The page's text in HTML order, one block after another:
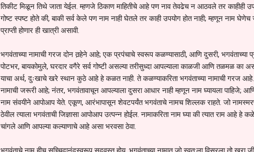
तिकीट मिळून तिथे जाता येईल. म्हणजे ठिकाण माहितीचे आहे पण नाव तेवढेच न आठवले तर काहीही
गोष्ट स्पष्ट होते की, बाकी सर्व केले पण नाम नाही घेतले तर काही उपयोग होत नाही; म्हणून नाम
प्राप्ती होणार ही खात्री असावी.
भगवंताच्या नामाची गरज दोन तर्‍हेने आहे; एक प्रपंचाचे स्वरूप कळण्यासाठी, आणि दुसरी, भगवंताच्या
पोटभर, बायकोमुले, घरदार वगैरे सर्व गोष्टी असल्या तरीसुध्दा आपल्याला काळजी आणि तळमळ का
याचा अर्थ, दुःखाचे खरे स्थान कुठे आहे हे कळत नाही. ते कळण्याकरिता भगवंताच्या नामाची गरज
नामाची जरूरी आहे; नंतर, भगवंतावाचून आपल्याला दुसरा आधार नाही म्हणून नाम घ्यायला पाहिजे;
नाम संवयीने आपोआप येते. एकूण, आरंभापासून शेवटपर्यंत भगवंताचे नामच शिल्लक राहते. जो
ठेवील त्याला भगवंताची जिज्ञासा आपोआप उत्पन्न होईल. नामाकरिता नाम घ्या की त्यात राम आहे
चांगले आणि आपल्या कल्याणाचे आहे असा भरवसा ठेवा.